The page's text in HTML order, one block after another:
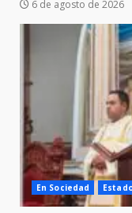
6 de agosto de 2026
En Sociedad